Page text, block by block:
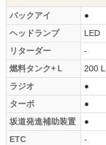
バックアイ
●
ヘッドランプ
LED
リターダー
-
燃料タンク+Ｌ
200 L
ラジオ
●
ターボ
●
坂道発進補助装置
●
ETC
-